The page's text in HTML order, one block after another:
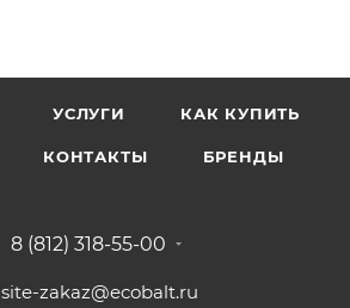
УСЛУГИ КАК КУПИТЬ
КОНТАКТЫ БРЕНДЫ
8 (812) 318-55-00
site-zakaz@ecobalt.ru